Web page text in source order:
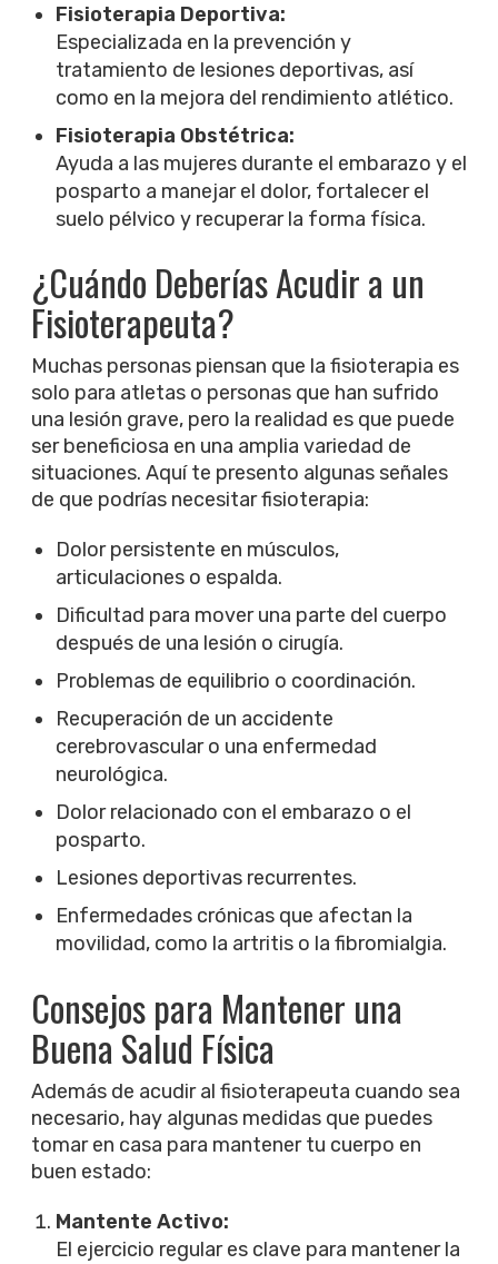
Fisioterapia Deportiva:
Especializada en la prevención y
tratamiento de lesiones deportivas, así
como en la mejora del rendimiento atlético.
Fisioterapia Obstétrica:
Ayuda a las mujeres durante el embarazo y el
posparto a manejar el dolor, fortalecer el
suelo pélvico y recuperar la forma física.
¿Cuándo Deberías Acudir a un
Fisioterapeuta?
Muchas personas piensan que la fisioterapia es
solo para atletas o personas que han sufrido
una lesión grave, pero la realidad es que puede
ser beneficiosa en una amplia variedad de
situaciones. Aquí te presento algunas señales
de que podrías necesitar fisioterapia:
Dolor persistente en músculos,
articulaciones o espalda.
Dificultad para mover una parte del cuerpo
después de una lesión o cirugía.
Problemas de equilibrio o coordinación.
Recuperación de un accidente
cerebrovascular o una enfermedad
neurológica.
Dolor relacionado con el embarazo o el
posparto.
Lesiones deportivas recurrentes.
Enfermedades crónicas que afectan la
movilidad, como la artritis o la fibromialgia.
Consejos para Mantener una
Buena Salud Física
Además de acudir al fisioterapeuta cuando sea
necesario, hay algunas medidas que puedes
tomar en casa para mantener tu cuerpo en
buen estado:
Mantente Activo:
El ejercicio regular es clave para mantener la